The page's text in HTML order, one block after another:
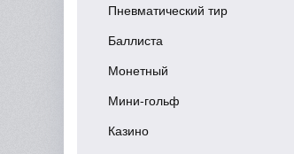
Пневматический тир
Баллиста
Монетный
Мини-гольф
Казино